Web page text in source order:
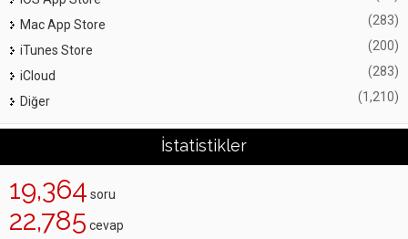
Mac App Store (283)
iTunes Store (200)
iCloud (283)
Diğer (1,210)
İstatistikler
19,364 soru
22,785 cevap